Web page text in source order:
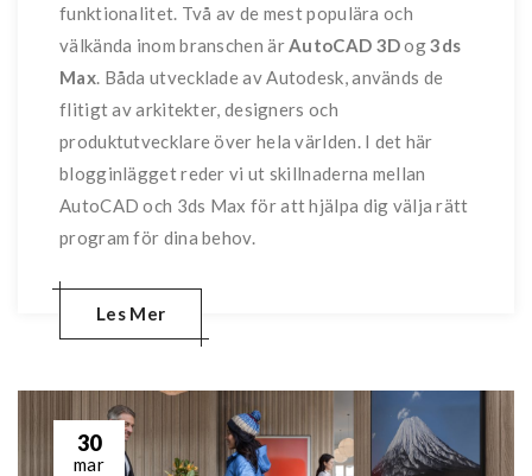
funktionalitet. Två av de mest populära och
välkända inom branschen ärAutoCAD 3Dog3ds
Max. Båda utvecklade av Autodesk, används de
flitigt av arkitekter, designers och
produktutvecklare över hela världen. I det här
blogginlägget reder vi ut skillnaderna mellan
AutoCAD och 3ds Max för att hjälpa dig välja rätt
program för dina behov.
Les Mer
30
mar